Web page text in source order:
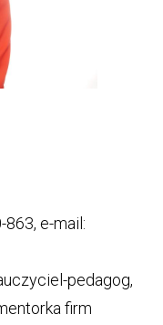
e-mail:
pedagog,
firm